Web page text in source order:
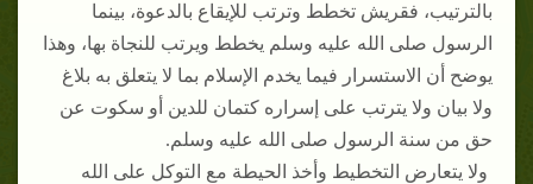
بالترتيب، فقريش تخطط وترتب للإيقاع بالدعوة، بينما
الرسول صلى الله عليه وسلم يخطط ويرتب للنجاة بها، وهذا
يوضح أن الاستسرار فيما يخدم الإسلام بما لا يتعلق به بلاغ
ولا بيان ولا يترتب على إسراره كتمان للدين أو سكوت عن
حق من سنة الرسول صلى الله عليه وسلم.
ولا يتعارض التخطيط وأخذ الحيطة مع التوكل على الله